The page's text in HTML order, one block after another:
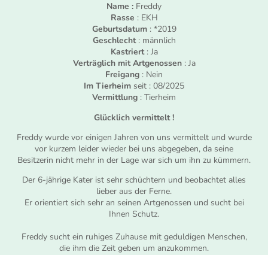
Name : Freddy
Rasse : EKH
Geburtsdatum: *2019
Geschlecht: männlich
Kastriert: Ja
Verträglich mit Artgenossen : Ja
Freigang : Nein
Im Tierheim seit : 08/2025
Vermittlung : Tierheim
Glücklich vermittelt !
Freddy wurde vor einigen Jahren von uns vermittelt und wurde
vor kurzem leider wieder bei uns abgegeben, da seine
Besitzerin nicht mehr in der Lage war sich um ihn zu kümmern.
Der 6-jährige Kater ist sehr schüchtern und beobachtet alles
lieber aus der Ferne.
Er orientiert sich sehr an seinen Artgenossen und sucht bei
Ihnen Schutz.
Freddy sucht ein ruhiges Zuhause mit geduldigen Menschen,
die ihm die Zeit geben um anzukommen.